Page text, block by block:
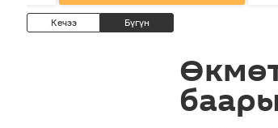
Кечээ Бүгүн